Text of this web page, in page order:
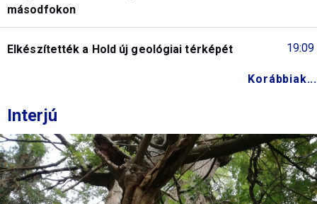
másodfokon
19:09
Elkészítették a Hold új geológiai térképét
Korábbiak...
Interjú